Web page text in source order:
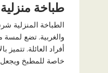
طباخة
الطباخة المنزلية
والغربية. تضع
أفراد العائلة.
خاصة للمطبخ ويجعل